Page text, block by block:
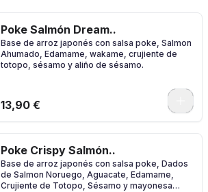
Poke Salmón Dream..
Base de arroz japonés con salsa poke, Salmon
Ahumado, Edamame, wakame, crujiente de
totopo, sésamo y aliño de sésamo.
13,90 €
Poke Crispy Salmón..
Base de arroz japonés con salsa poke, Dados
de Salmon Noruego, Aguacate, Edamame,
Crujiente de Totopo, Sésamo y mayonesa